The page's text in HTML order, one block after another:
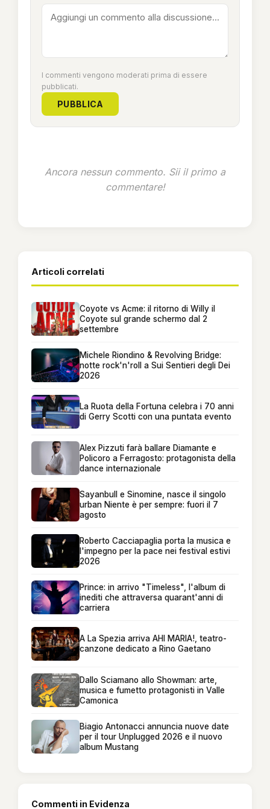
I commenti vengono moderati prima di essere
pubblicati.
PUBBLICA
Ancora nessun commento. Sii il primo a
commentare!
Articoli correlati
Coyote vs Acme: il ritorno di Willy il
Coyote sul grande schermo dal 2
settembre
Michele Riondino & Revolving Bridge:
notte rock'n'roll a Sui Sentieri degli Dei
2026
La Ruota della Fortuna celebra i 70 anni
di Gerry Scotti con una puntata evento
Alex Pizzuti farà ballare Diamante e
Policoro a Ferragosto: protagonista della
dance internazionale
Sayanbull e Sinomine, nasce il singolo
urban Niente è per sempre: fuori il 7
agosto
Roberto Cacciapaglia porta la musica e
l'impegno per la pace nei festival estivi
2026
Prince: in arrivo "Timeless", l'album di
inediti che attraversa quarant'anni di
carriera
A La Spezia arriva AHI MARIA!, teatro-
canzone dedicato a Rino Gaetano
Dallo Sciamano allo Showman: arte,
musica e fumetto protagonisti in Valle
Camonica
Biagio Antonacci annuncia nuove date
per il tour Unplugged 2026 e il nuovo
album Mustang
Commenti in Evidenza